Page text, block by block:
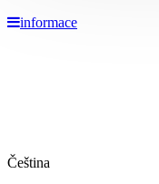
informace
Čeština